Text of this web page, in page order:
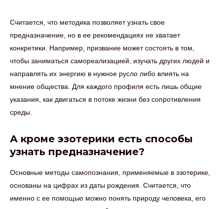
Считается, что методика позволяет узнать свое
предназначение, но в ее рекомендациях не хватает
конкретики. Например, призвание может состоять в том,
чтобы заниматься самореализацией, изучать других людей и
направлять их энергию в нужное русло либо влиять на
мнение общества. Для каждого профиля есть лишь общие
указания, как двигаться в потоке жизни без сопротивления
среды.
А кроме эзотерики есть способы
узнать предназначение?
Основные методы самопознания, применяемые в эзотерике,
основаны на цифрах из даты рождения. Считается, что
именно с ее помощью можно понять природу человека, его